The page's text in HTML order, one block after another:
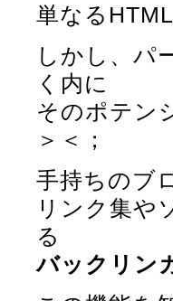
単なる
しかし、パ
く内に
そのポテン
＞＜；
手持ちのブ
リンク集や
る
バックリン